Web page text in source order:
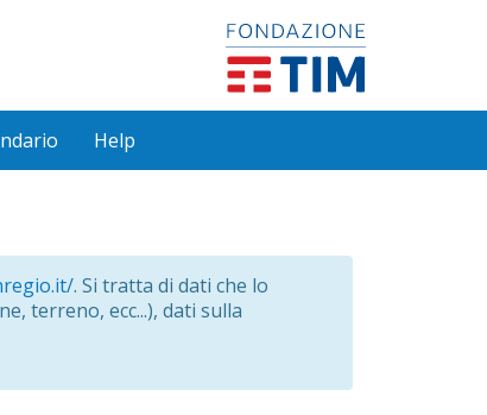
Help
. Si tratta di dati che lo
terreno, ecc...), dati sulla